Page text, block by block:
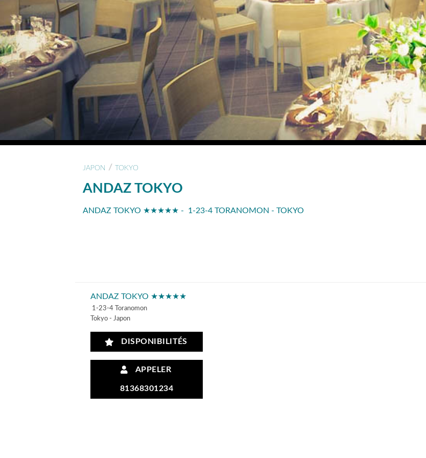
JAPON / TOKYO
ANDAZ TOKYO
ANDAZ TOKYO ★★★★★ - 1-23-4 TORANOMON - TOKYO
ANDAZ TOKYO ★★★★★
1-23-4 Toranomon
Tokyo - Japon
DISPONIBILITÉS
APPELER
81368301234